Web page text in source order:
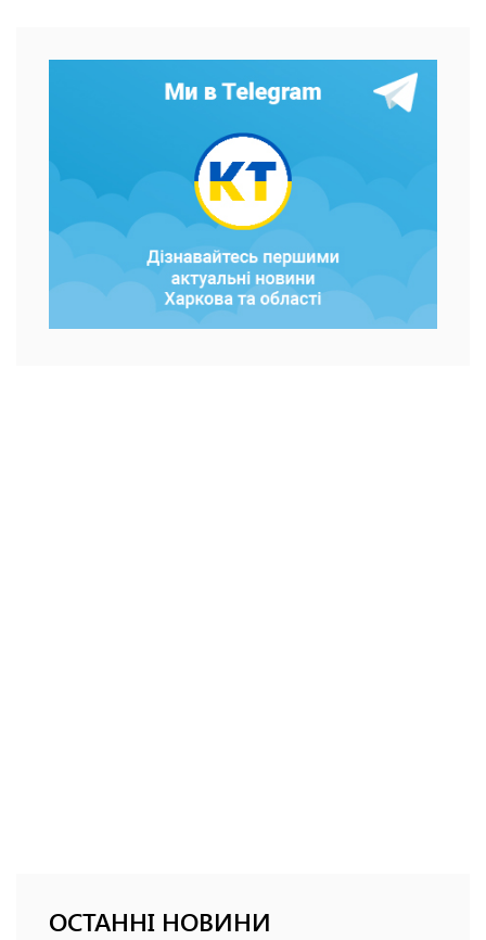
ОСТАННІ НОВИНИ